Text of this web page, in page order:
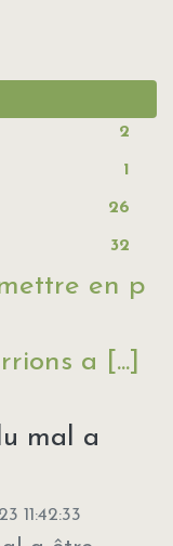
2
1
26
32
en p
a [...]
mal a
11:42:33